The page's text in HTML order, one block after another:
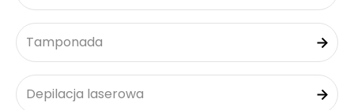
Tamponada
Depilacja laserowa